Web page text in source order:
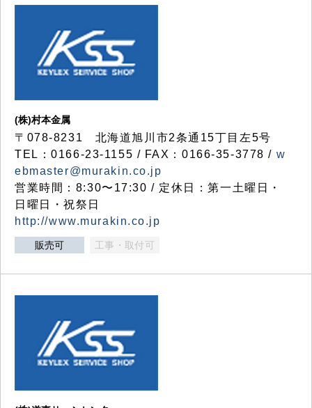
(株)村本金属
〒078-8231 北海道旭川市2条通15丁目左5号
TEL：0166-23-1155 / FAX：0166-35-3778 / w
ebmaster@murakin.co.jp
営業時間：8:30〜17:30 / 定休日：第一土曜日・
日曜日・祝祭日
http://www.murakin.co.jp
販売可 工事・取付可